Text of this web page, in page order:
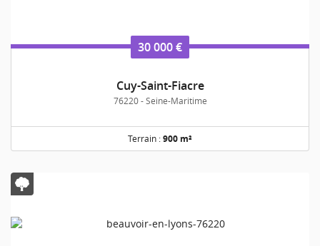
30 000 €
Cuy-Saint-Fiacre
76220 - Seine-Maritime
Terrain :900 m²